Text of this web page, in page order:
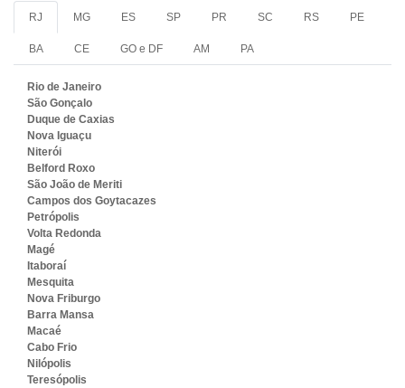
RJ MG ES SP PR SC RS PE
BA CE GO e DF AM PA
Rio de Janeiro
São Gonçalo
Duque de Caxias
Nova Iguaçu
Niterói
Belford Roxo
São João de Meriti
Campos dos Goytacazes
Petrópolis
Volta Redonda
Magé
Itaboraí
Mesquita
Nova Friburgo
Barra Mansa
Macaé
Cabo Frio
Nilópolis
Teresópolis